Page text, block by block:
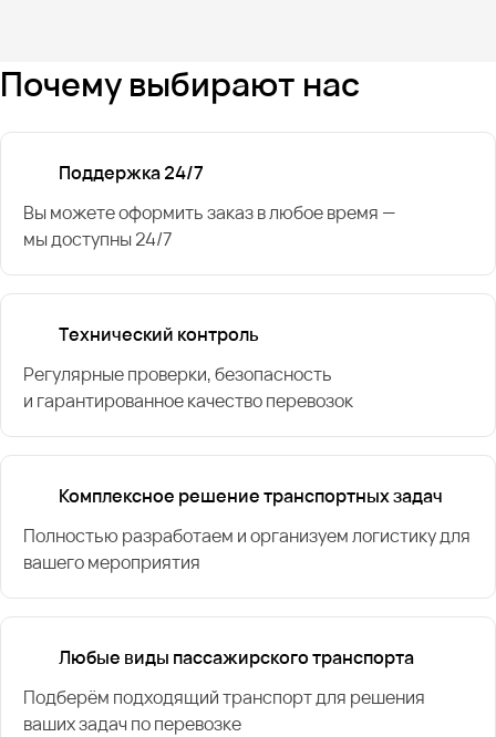
Почему выбирают нас
Поддержка 24/7
Вы можете оформить заказ в любое время —
мы доступны 24/7
Технический контроль
Регулярные проверки, безопасность
и гарантированное качество перевозок
Комплексное решение транспортных задач
Полностью разработаем и организуем логистику для
вашего мероприятия
Любые виды пассажирского транспорта
Подберём подходящий транспорт для решения
ваших задач по перевозке